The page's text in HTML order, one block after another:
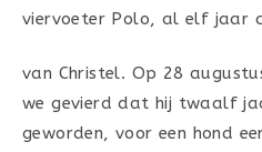
viervoeter Polo, al elf jaar
van Christel. Op 28
we gevierd dat hij twaalf
geworden, voor een hond